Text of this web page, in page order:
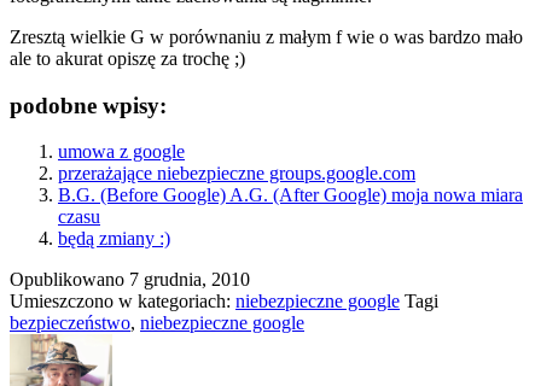
Zresztą wielkie G w porównaniu z małym f wie o was bardzo mało
ale to akurat opiszę za trochę ;)
podobne wpisy:
umowa z google
przerażające niebezpieczne groups.google.com
B.G. (Before Google) A.G. (After Google) moja nowa miara
czasu
będą zmiany :)
Opublikowano 7 grudnia, 2010
Umieszczono w kategoriach: niebezpieczne google Tagi
bezpieczeństwo, niebezpieczne google